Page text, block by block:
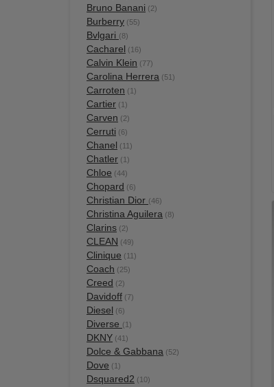
Bruno Banani (2)
Burberry (55)
Bvlgari (8)
Cacharel (16)
Calvin Klein (77)
Carolina Herrera (51)
Carroten (1)
Cartier (1)
Carven (2)
Cerruti (6)
Chanel (11)
Chatler (1)
Chloe (44)
Chopard (6)
Christian Dior (46)
Christina Aguilera (8)
Clarins (2)
CLEAN (49)
Clinique (11)
Coach (25)
Creed (2)
Davidoff (7)
Diesel (6)
Diverse (1)
DKNY (41)
Dolce & Gabbana (52)
Dove (1)
Dsquared2 (10)